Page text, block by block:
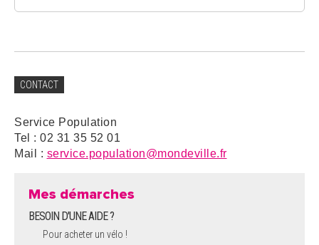
CONTACT
Service Population
Tel : 02 31 35 52 01
Mail : service.population@mondeville.fr
Mes démarches
BESOIN D'UNE AIDE ?
Pour acheter un vélo !